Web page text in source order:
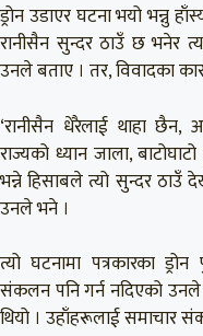
ड्रोन उडाएर घटना भयो भन्नु
रानीसैन सुन्दर ठाउँ छ भनेर
उनले बताए । तर, विवादका
‘रानीसैन धेरैलाई थाहा छैन,
राज्यको ध्यान जाला,
भन्ने हिसाबले त्यो सुन्दर ठाउँ
उनले भने ।
त्यो घटनामा पत्रकारका
संकलन पनि गर्न नदिएको उनले
थियो । उहाँहरूलाई समाचार